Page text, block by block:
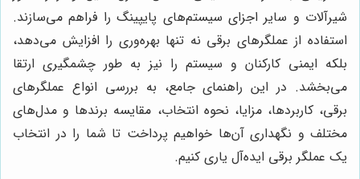
شیرآلات و سایر اجزای سیستم‌های پایپینگ را فراهم می‌سازند.
استفاده از عملگرهای برقی نه تنها بهره‌وری را افزایش می‌دهد،
بلکه ایمنی کارکنان و سیستم را نیز به طور چشمگیری ارتقا
می‌بخشد. در این راهنمای جامع، به بررسی انواع عملگرهای
برقی، کاربردها، مزایا، نحوه انتخاب، مقایسه برندها و مدل‌های
مختلف و نگهداری آن‌ها خواهیم پرداخت تا شما را در انتخاب
یک عملگر برقی ایده‌آل یاری کنیم.